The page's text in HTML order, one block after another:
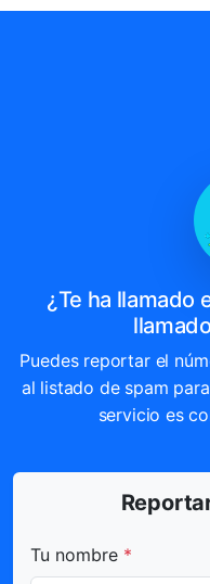
¿Te ha llamado
Puedes reportar el
al listado de spam
servicio es
Tu nombre *